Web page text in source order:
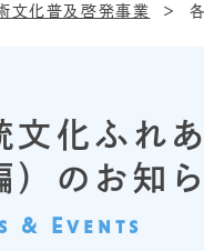
文化普及啓発事業
文化ふれ
）のお知
& Events